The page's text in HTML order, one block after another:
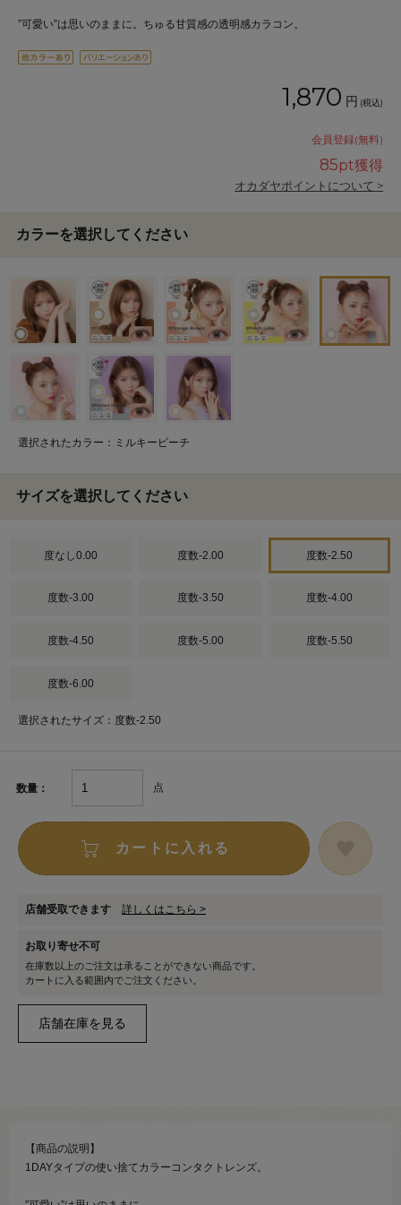
”可愛い”は思いのままに。ちゅる甘質感の透明感カラコン。
1,870 円 (税込)
会員登録(無料)
85pt獲得
オカダヤポイントについて >
カラーを選択してください
選択されたカラー：ミルキーピーチ
サイズを選択してください
度なし0.00 度数-2.00 度数-2.50
度数-3.00 度数-3.50 度数-4.00
度数-4.50 度数-5.00 度数-5.50
度数-6.00
選択されたサイズ：度数-2.50
数量： 点
カートに入れる
店舗受取できます 詳しくはこちら >
お取り寄せ不可
在庫数以上のご注文は承ることができない商品です。
カートに入る範囲内でご注文ください。
【商品の説明】
1DAYタイプの使い捨てカラーコンタクトレンズ。